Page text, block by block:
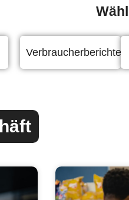
Verbraucherberichte